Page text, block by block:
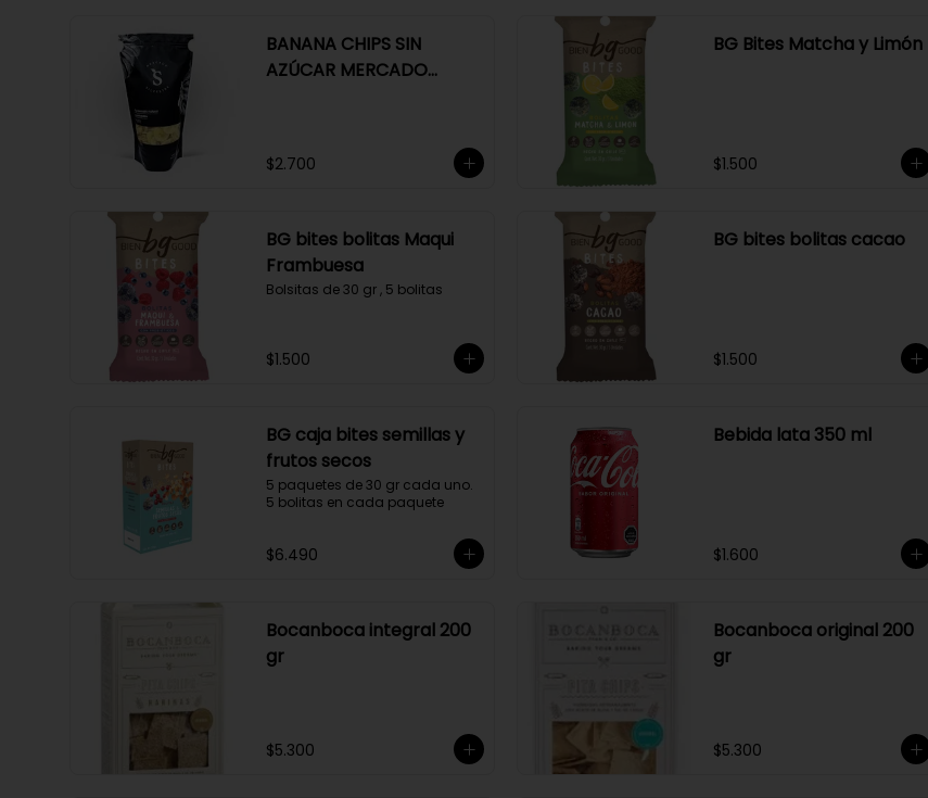
BANANA CHIPS SIN
AZÚCAR MERCADO
$2.700
BG Bites Matcha y Limón
$1.500
BG bites bolitas Maqui
Frambuesa
Bolsitas de 30 gr , 5 bolitas
$1.500
BG bites bolitas cacao
$1.500
BG caja bites semillas y
frutos secos
5 paquetes de 30 gr cada uno.
5 bolitas en cada paquete
$6.490
Bebida lata 350 ml
$1.600
Bocanboca integral 200
gr
$5.300
Bocanboca original 200
gr
$5.300